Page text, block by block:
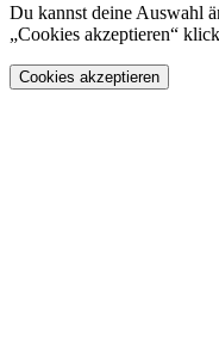
Du kannst deine Auswahl
„Cookies akzeptieren“
Cookies akzeptieren